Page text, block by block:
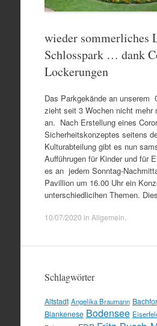
wieder sommerliches
Schlosspark … dank
Lockerungen
Das Parkgekände an unserem
zieht seit 3 Wochen nicht mehr
an. Nach Erstellung eines
Sicherheitskonzeptes seitens
Kulturabteilung gibt es nun
Aufführugen für Kinder und für
es an jedem Sonntag-
Pavillion um 16.00 Uhr ein
unterschiedlicihen Themen.
10/07/2020 in Allgemein
Schlagwörter
Altstadt Angelika Braumann
Blankenese Bodensee